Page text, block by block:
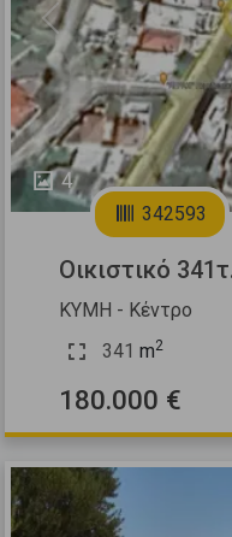
4
Previous
342593
Οικιστικό
ΚΥΜΗ - Κέντρο
341 m2
180.000 €